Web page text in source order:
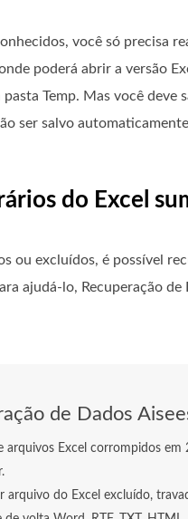
você só precisa
poderá abrir a versão
Temp. Mas você
ser salvo
do Excel
ou excluídos, é possível
ajudá-lo, Recuperação
de Dados
arquivos Excel corrompidos
arquivo do Excel excluído,